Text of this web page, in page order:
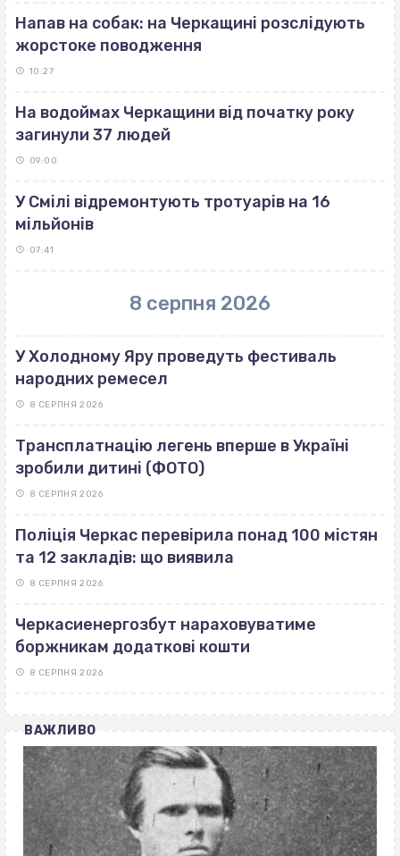
Напав на собак: на Черкащині розслідують
жорстоке поводження
10:27
На водоймах Черкащини від початку року
загинули 37 людей
09:00
У Смілі відремонтують тротуарів на 16
мільйонів
07:41
8 серпня 2026
У Холодному Яру проведуть фестиваль
народних ремесел
8 СЕРПНЯ 2026
Трансплатнацію легень вперше в Україні
зробили дитині (ФОТО)
8 СЕРПНЯ 2026
Поліція Черкас перевірила понад 100 містян
та 12 закладів: що виявила
8 СЕРПНЯ 2026
Черкасиенергозбут нараховуватиме
боржникам додаткові кошти
8 СЕРПНЯ 2026
ВАЖЛИВО